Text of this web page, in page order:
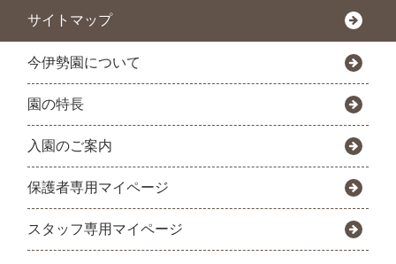
サイトマップ
今伊勢園について
園の特長
入園のご案内
保護者専用マイページ
スタッフ専用マイページ